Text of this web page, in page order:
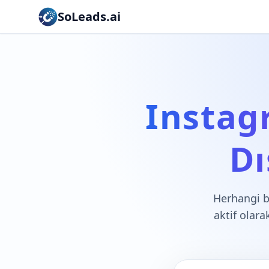
SoLeads.ai
Herhangi
aktif